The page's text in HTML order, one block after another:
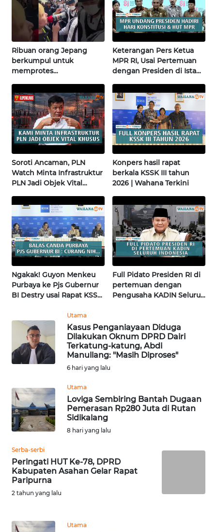
Ribuan orang Jepang
berkumpul untuk
memprotes
pertama di Fujisawa
Keterangan Pers Ketua
MPR RI, Usai Pertemuan
dengan Presiden di Istana
Soroti Ancaman, PLN
Watch Minta Infrastruktur
PLN Jadi Objek Vital
Research
Konpers hasil rapat
berkala KSSK III tahun
2026 | Wahana Terkini
Ngakak! Guyon Menkeu
Purbaya ke Pjs Gubernur
BI Destry usai Rapat KSSK
Full Pidato Presiden RI di
pertemuan dengan
Pengusaha KADIN Seluruh
Utama
Kasus Penganiayaan Diduga
Dilakukan Oknum DPRD Dairi
Terkatung-katung, Abdi
Manullang: "Masih Diproses"
6 hari yang lalu
Utama
Loviga Sembiring Bantah Dugaan
Pemerasan Rp280 Juta di Rutan
Sidikalang
8 hari yang lalu
Serba-serbi
Peringati HUT Ke-78, DPRD
Kabupaten Asahan Gelar Rapat
Paripurna
2 tahun yang lalu
Utama
WN
NUSANTARA
WN
JOGJA
WN
JATIM
WN
BALI
WN
KALBAR
WN
WN
KALTARA
WN
KALSEL
WN
KALTIM
WN
SULSEL
WN
WN
SULUT
WN
WN
MALUT